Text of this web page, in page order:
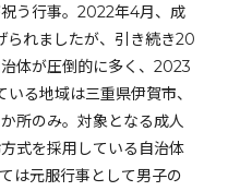
う行事。2022年4月、成
れましたが、引き続き20
体が圧倒的に多く、2023
る地域は三重県伊賀市、
所のみ。対象となる成人
式を採用している自治体
は元服行事として男子の